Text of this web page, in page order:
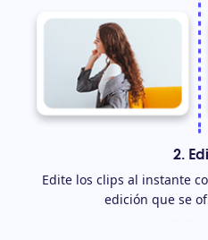
2.
Edite los clips al instante
edición que se